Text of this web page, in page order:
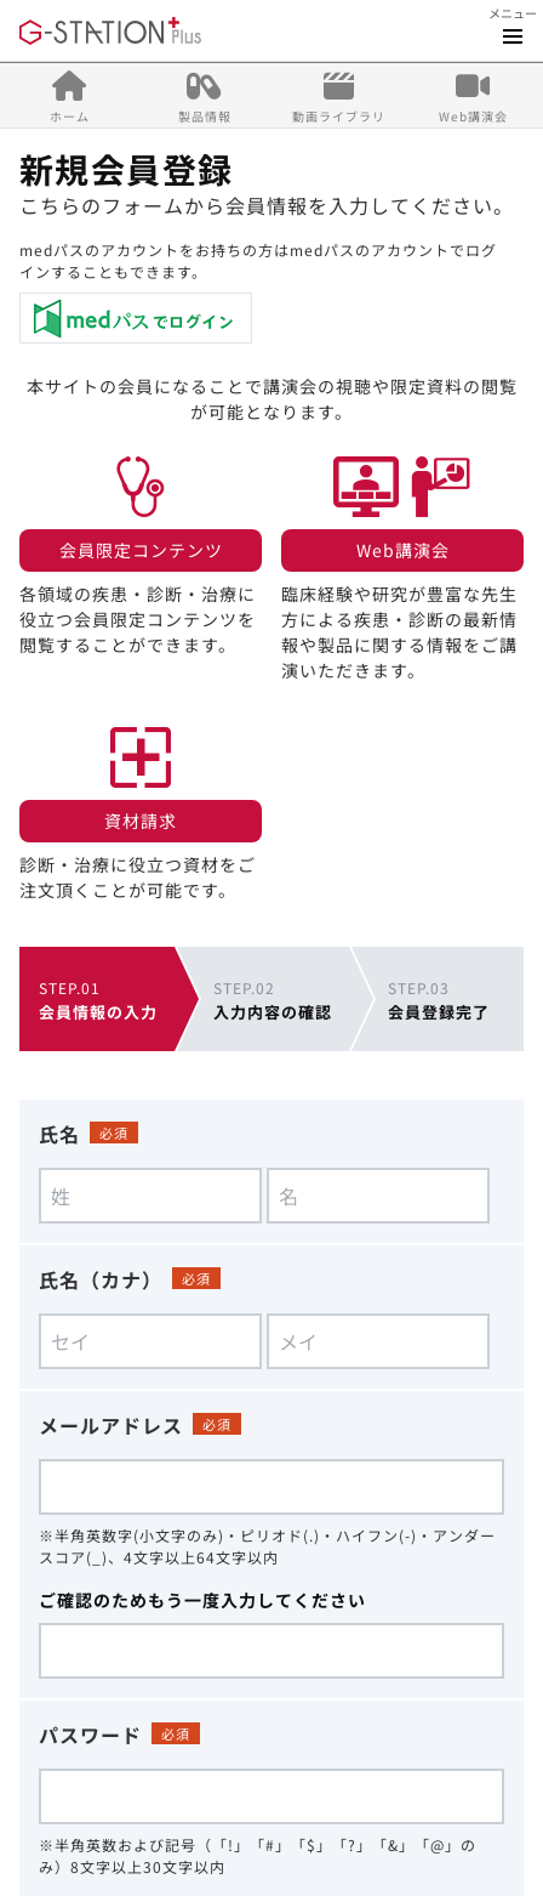
メニュー
ホーム 製品情報 動画ライブラリ Web講演会
新規会員登録
こちらのフォームから会員情報を入力してください。
medパスのアカウントをお持ちの方はmedパスのアカウントでログ
インすることもできます。
本サイトの会員になることで講演会の視聴や限定資料の閲覧
が可能となります。
会員限定コンテンツ​
各領域の疾患・診断・治療に
役立つ会員限定コンテンツを
閲覧することができます。​
Web講演会​
臨床経験や研究が豊富な先生
方による疾患・診断の最新情
報や製品に関する情報をご講
演いただきます。
資材請求​
診断・治療に役立つ資材をご
注文頂くことが可能です。
STEP.01
会員情報の入力
STEP.02
入力内容の確認
STEP.03
会員登録完了
氏名 必須
氏名（カナ） 必須
メールアドレス 必須
※半角英数字(小文字のみ)・ピリオド(.)・ハイフン(-)・アンダー
スコア(_)、4文字以上64文字以内
ご確認のためもう一度入力してください
パスワード 必須
※半角英数および記号（「!」「#」「$」「?」「&」「@」の
み）8文字以上30文字以内